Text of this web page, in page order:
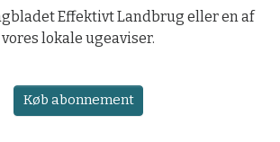
Effektivt Landbrug eller en af
vores lokale ugeaviser.
Køb abonnement